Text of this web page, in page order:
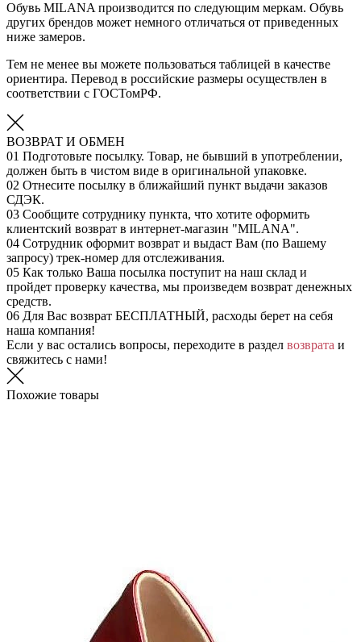
Обувь MILANA производится по следующим меркам. Обувь
других брендов может немного отличаться от приведенных
ниже замеров.
Тем не менее вы можете пользоваться таблицей в качестве
ориентира. Перевод в российские размеры осуществлен в
соответствии с ГОСТомРФ.
ВОЗВРАТ И ОБМЕН
01 Подготовьте посылку. Товар, не бывший в употреблении,
должен быть в чистом виде в оригинальной упаковке.
02 Отнесите посылку в ближайший пункт выдачи заказов
СДЭК.
03 Сообщите сотруднику пункта, что хотите оформить
клиентский возврат в интернет-магазин "MILANA".
04 Сотрудник оформит возврат и выдаст Вам (по Вашему
запросу) трек-номер для отслеживания.
05 Как только Ваша посылка поступит на наш склад и
пройдет проверку качества, мы произведем возврат денежных
средств.
06 Для Вас возврат БЕСПЛАТНЫЙ, расходы берет на себя
наша компания!
Если у вас остались вопросы, переходите в раздел возврата и
свяжитесь с нами!
Похожие товары